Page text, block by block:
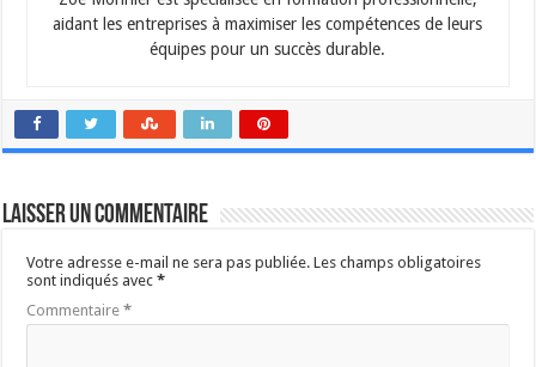
aidant les entreprises à maximiser les compétences de leurs
équipes pour un succès durable.
Laisser un commentaire
Votre adresse e-mail ne sera pas publiée. Les champs obligatoires
sont indiqués avec*
Commentaire*